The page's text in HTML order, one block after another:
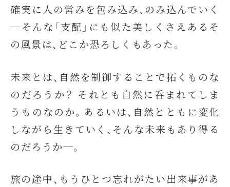
確実に人の営みを包み込み、のみ込んでいく
─そんな「支配」にも似た美しくさえあるそ
の風景は、どこか恐ろしくもあった。
未来とは、自然を制御することで拓くものな
のだろうか？ それとも自然に呑まれてしま
うものなのか。あるいは、自然とともに変化
しながら生きていく、そんな未来もあり得る
のだろうか─。
旅の途中、もうひとつ忘れがたい出来事があ